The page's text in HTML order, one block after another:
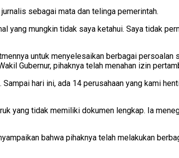
sebagai mata dan telinga pemerintah.
yang mungkin tidak saya ketahui. Saya tidak
untuk menyelesaikan berbagai
Gubernur, pihaknya telah menahan izin
hari ini, ada 14 perusahaan yang kami
yang tidak memiliki dokumen lengkap. Ia
bahwa pihaknya telah melakukan